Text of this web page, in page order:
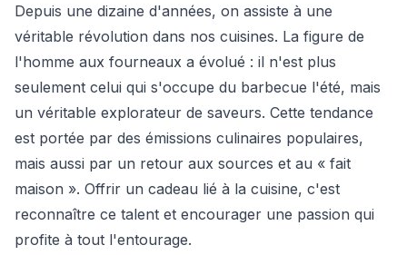
Depuis une dizaine d'années, on assiste à une
véritable révolution dans nos cuisines. La figure de
l'homme aux fourneaux a évolué : il n'est plus
seulement celui qui s'occupe du barbecue l'été, mais
un véritable explorateur de saveurs. Cette tendance
est portée par des émissions culinaires populaires,
mais aussi par un retour aux sources et au « fait
maison ». Offrir un cadeau lié à la cuisine, c'est
reconnaître ce talent et encourager une passion qui
profite à tout l'entourage.